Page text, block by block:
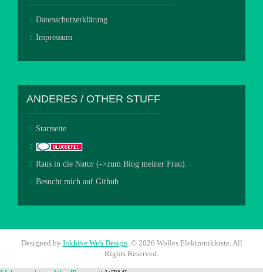
Datenschutzerklärung
Impressum
ANDERES / OTHER STUFF
Startseite
Raus in die Natur (->zum Blog meiner Frau).
Besucht mich auf Github
Designed by Inkhive Web Design © 2026 Wolles Elektronikkiste. All
Rights Reserved.